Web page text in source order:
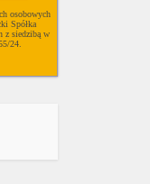
osobowych
Spółka
z siedzibą w
24.